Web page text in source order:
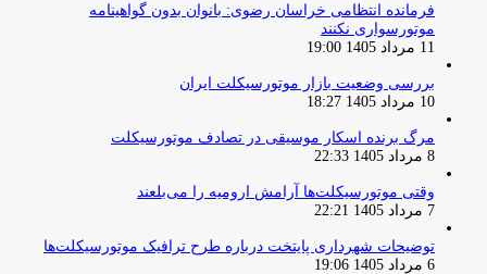
فرمانده انتظامی خراسان رضوی: بانوان بدون گواهینامه
موتورسواری نکنند
11 مرداد 1405 19:00
بررسی وضعیت بازار موتورسیکلت ایران
10 مرداد 1405 18:27
مرگ برنده اسکار موسیقی در تصادف موتورسیکلت
8 مرداد 1405 22:33
وقتی موتورسیکلت‌ها آرامش ارومیه را می‌بلعند
7 مرداد 1405 22:21
توضیحات شهرداری پایتخت درباره طرح ترافیک موتورسیکلت‌ها
6 مرداد 1405 19:06